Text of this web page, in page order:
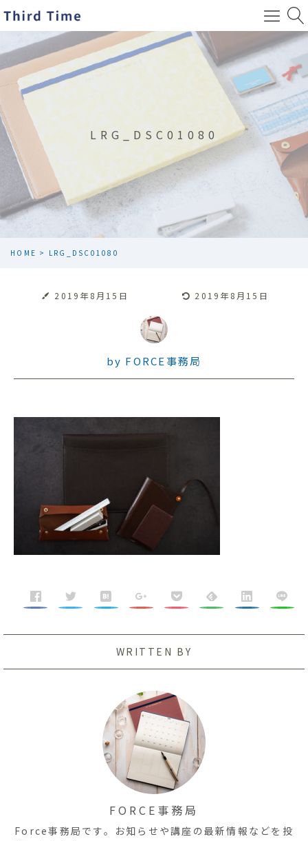
LRG_DSC01080
HOME > LRG_DSC01080
2019年8月15日 2019年8月15日
by FORCE事務局
WRITTEN BY
FORCE事務局
Force事務局です。お知らせや講座の最新情報などを投